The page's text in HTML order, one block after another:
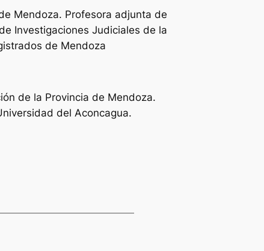
Mendoza. Profesora adjunta de
Investigaciones Judiciales de la
de Mendoza
de la Provincia de Mendoza.
del Aconcagua.